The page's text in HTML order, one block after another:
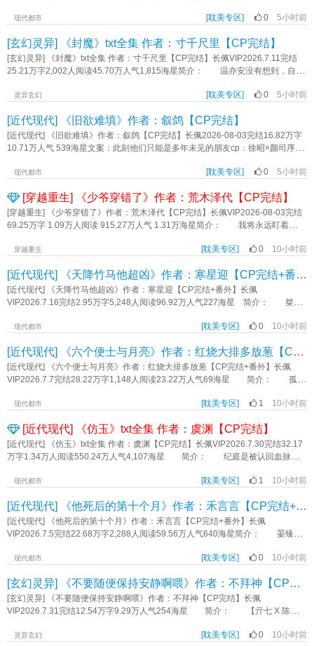
想到搭子竟然偷偷摸摸想离婚。 危！搭子你能不能有点事业心！ 俗话说
时间线，某博同人文接龙24小时，视频网站上的《真相是真》吗？！ 回答
我！啊？！回答我！ 为了我们的事业，给我好好麦啊！ 阅读请注
意： 1.我流娱乐圈，我流背景，无原型，不要提任何三次。 2.短篇大纲搞
人称男团文字《我与营业搭子的七年之痒》作者：山容
现代都市 [耽美专区] 0 5小时前
[玄幻灵异] 《封魔》txt全集 作者：寸千尺里【CP完结】
[玄幻灵异] 《封魔》txt全集 作者：寸千尺里【CP完结】长佩VIP2026.7.11完结
25.21万字2,002人阅读45.70万人气1,815海星简介： 温亦安没有想到，自己
欢宗弟子，还得按时完成双修任务。 而曾经的好友同门，乃至死敌，似乎都
不能再熟悉的人，一次次突破他的底线。 望着昔日师弟猩红的双瞳和满身煞
气，温亦安痛心疾首：“你、你……” 谢长明神情乖觉，手上却用力一把将人按
上墙壁：“你答应过师尊要照顾好我。” …… 为了天下安宁，和师尊飞升前
一笑：“此等封印，我很受用。” 【阅读指南】 心怀苍生病弱受×装惨卖乖
暗恋年下美强惨病弱受HE修罗场修仙仙侠《封魔》作者：寸千尺里
灵异玄幻 [耽美专区] 0 5小时前
[近代现代] 《旧欲难填》作者：叙鸽【CP完结】
[近代现代] 《旧欲难填》作者：叙鸽【CP完结】长佩2026-08-03完结16.82万字
10.71万人气 539海星文案：此刻他们只能是多年未见的朋友cp：徐昭×颜司序温
消失得洒脱。不告而别，是他为少年的心动亲手画下的句号。毕竟告别是要期待
内心的无措战胜了重逢的喜悦。要问颜司序怎么看待十年前自己与徐昭的关系，
他会犹豫几秒说:“朋友之上，恋人嘛，差一点。”十年还是太久了，年少时懵懂的
爱意早已无法诉之于口。标签：久别重逢 强强 HE 酸甜口《旧欲难填》作者：叙
现代都市 [耽美专区] 0 5小时前
[穿越重生] 《少爷穿错了》作者：荒木泽代【CP完结】
[穿越重生] 《少爷穿错了》作者：荒木泽代【CP完结】长佩VIP2026-08-03完结
69.25万字 1.09万人阅读 915.27万人气 1.31万海星简介： 我将永远盯着
怪“话本”里的反派一员，无足轻重的小角色。 即便出生权贵之家，后天无论怎
着他、托着他。叫他平步青云，走的每条路都是康庄大道。 小少爷：为什么
独独要我重活一遍又一遍？ 小少爷：就为了再一次次看我一家人如何被那个
人一步步诛灭的？ 小少爷幽怨地看向那个尚未一飞冲天的人：……哎？
现的话……？！ **一段时间后** 大佬们：你怎么又来了，上次驱邪没成
他是怎么做的！ **又一段时间后** 大佬们：唉管不了了，他真是太喜欢我
了。 被尾随盯梢的那个人：错了，是喜欢我。 又名：拿着野史话本的我
怎么穿到正史了？ tips：1.主受，装癫爱算计的顽强小少爷。 2.可能有万
木泽代
穿越重生 [耽美专区] 0 10小时前
[近代现代] 《天降竹马他超凶》作者：寒星迎【CP完结+番外】
[近代现代] 《天降竹马他超凶》作者：寒星迎【CP完结+番外】长佩
VIP2026.7.16完结2.95万字5,248人阅读96.92万人气227海星 简介： 桀骜
在被人表白之后的一分钟，于镜初的肩被一个金毛拍了拍，那是他远赴国外离开
眼”，吵架拌嘴是日常……没成想之后有一天，他们真拌上对方的嘴了。 小剧
场 于镜初：我不服！下次接吻我要先把你的嘴用胶布粘上，等我亲五分钟再
撕掉^＿^ 盛闲忆：^＿^ 盛闲忆：宝贝这亲的还是嘴吗？ *两个幼稚鬼
常帅攻美受HE《天降竹马他超凶》作者：寒星迎
现代都市 [耽美专区] 0 10小时前
[近代现代] 《六个便士与月亮》作者：红烧大排多放葱【CP完结+番外】
[近代现代] 《六个便士与月亮》作者：红烧大排多放葱【CP完结+番外】长佩
VIP2026.7.7完结28.22万字1,148人阅读23.22万人气69海星 简介： 孤傲
现实的种种压着他的脑袋做事。他对此愤愤不平，仗着有几分才华在艺术届我行
气的玩意儿。 眼前的俗气玩意皮肤黑黑的，长得土土的，穿得也很有“味
道”。 起初，钱不识只当对方是个倒霉可怜鬼雇着，雇着雇着却对这个俗气的
家伙产生好奇…… 天边是美轮美奂可遇不可求的月亮，我的月亮却愿意为我
与月亮》作者：红烧大排多放葱
现代都市 [耽美专区] 1 10小时前
[近代现代] 《仿玉》txt全集 作者：虞渊【CP完结】
[近代现代] 《仿玉》txt全集 作者：虞渊【CP完结】长佩VIP2026.7.30完结32.17
万字1.34万人阅读550.24万人气4,107海星 简介： 纪庭是被认回血脉的
妻，他的左右手，情场商场，本该理所应当。 虞迟想，纪家内斗，他是假少
善，是璞玉，而真少爷声名狼藉，是仿玉的时候，纪庭问虞迟：你也这么想
吗？ 虞迟只能沉默不语。 纪庭始终没有等到那个答案。 直到他被推
下山崖九死一生，看见虞迟毫不留情地走向纪宁时，他才终于明白虞迟的沉默
下我的手段。” 虞迟静静地看着他，眼睫轻颤。 “受教。” *1v1/he/双
爱我我爱你但各怀鬼胎双向粗箭头因为各种误会互猜心思相爱相杀的二人转
标签：强强豪门商战狗血相爱相杀恨海情天荤素均衡双初恋《仿玉》作者：虞渊
现代都市 [耽美专区] 1 10小时前
[近代现代] 《他死后的第十个月》作者：禾言言【CP完结+番外】
[近代现代] 《他死后的第十个月》作者：禾言言【CP完结+番外】长佩
VIP2026.7.5完结22.68万字2,288人阅读59.56万人气640海星简介： 晏臻x舒
身上吸血。 在舒钰确诊抑郁那天晚上，和他恋爱六年的男朋友晏臻提出分
上出车祸死掉的新闻。当舒钰得知消息打车跑过去的时候，晏臻的尸体烧的没有
了。 舒钰崩溃想要跟着晏臻一起死的时候，曾经强制伤害过他三个月的宋逢
救了他。 虽然没死成，但舒钰因为晏臻的死亡出现了更严重的心理疾病，退
去。 — 第十个月，晏臻回来了。 可舒钰坚信他死掉了，只当他是幻
现代都市 [耽美专区] 0 10小时前
[玄幻灵异] 《不要随便保持安静啊喂》作者：不拜神【CP完结】
[玄幻灵异] 《不要随便保持安静啊喂》作者：不拜神【CP完结】长佩
VIP2026.7.31完结12.54万字9.29万人气254海星 简介： 【亓七 X 陈不
音！ 高考之后，我本以为迎来了人生之中最轻松的三个月。 不料，一次
灵异玄幻 [耽美专区] 0 10小时前